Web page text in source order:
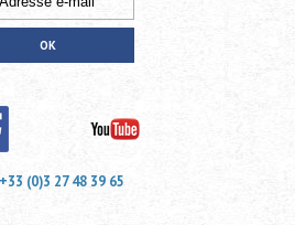
(0)3 27 48 39 65